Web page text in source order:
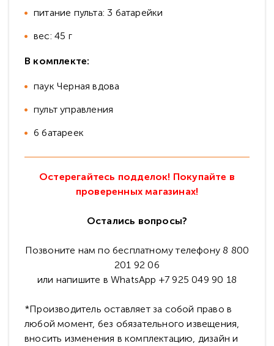
питание пульта: 3 батарейки
вес: 45 г
В комплекте:
паук Черная вдова
пульт управления
6 батареек
Остерегайтесь подделок! Покупайте в
проверенных магазинах!
Остались вопросы?
Позвоните нам по бесплатному телефону 8 800
201 92 06
или напишите в WhatsApp +7 925 049 90 18
*Производитель оставляет за собой право в
любой момент, без обязательного извещения,
вносить изменения в комплектацию, дизайн и